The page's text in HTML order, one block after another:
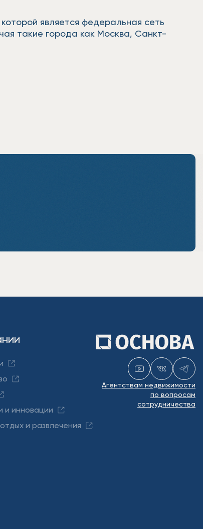
является федеральная сеть
такие города как Москва, Санкт-
и инновации
и развлечения
Агентствам недвижимости
по вопросам
сотрудничества